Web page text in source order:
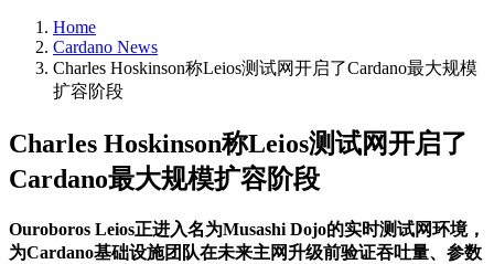
Home
Cardano News
Charles Hoskinson称Leios测试网开启了Cardano最大规模
扩容阶段
Charles Hoskinson称Leios测试网开启了
Cardano最大规模扩容阶段
Ouroboros Leios正进入名为Musashi Dojo的实时测试网环境，
为Cardano基础设施团队在未来主网升级前验证吞吐量、参数